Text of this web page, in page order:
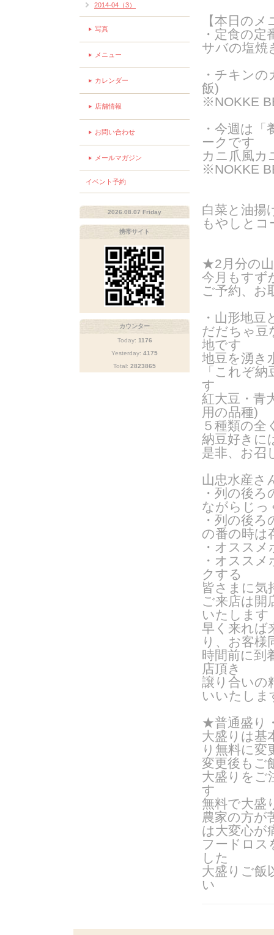
【本日のメ
・定食の定
サバの塩焼
・チキン
飯)
※NOKKE
・今週は
ークです
カニ爪風カ
※NOKKE
白菜と油揚
もやしとコ
★2月分の
今月もすず
ご予約、お
・山形地
だだちゃ豆
地です
地豆を湧き
「これぞ
す
紅大豆・青
用の品種)
５種類の全
納豆好きに
是非、お召
山忠水産さ
・列の後
ながらじっ
・列の後
の番の時は
・オスス
・オスス
クする
皆さまに気
ご来店は開
いたします
早く来れば
り、お客様
時間前に到
店頂き
譲り合いの
いいたしま
★普通盛り
大盛りは基
り無料に変
変更後もご
大盛りをご
す
無料で大盛
農家の方が
は大変心が
フードロス
した
大盛りご飯
い
2014-04（3）
写真
メニュー
カレンダー
店舗情報
お問い合わせ
メールマガジン
イベント予約
2026.08.07 Friday
携帯サイト
カウンター
Today: 1176
Yesterday: 4175
Total: 2823865